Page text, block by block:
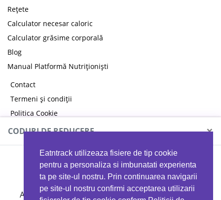
Eatntrack utilizeaza fisiere de tip cookie
pentru a personaliza si imbunatati experienta
ta pe site-ul nostru. Prin continuarea navigarii
pe site-ul nostru confirmi acceptarea utilizarii
Rețete
Calculator necesar caloric
Calculator grăsime corporală
Blog
Manual Platformă Nutriționiști
Contact
Termeni și condiții
Politica Cookie
Politica de confidențialitate
CODURI DE REDUCERE ×
MYPROTEIN
Ai 40%reducere la orice comandă folosind codul